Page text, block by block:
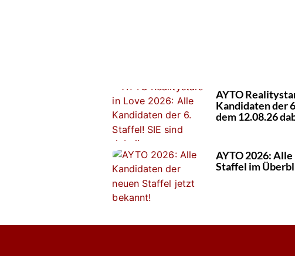
AYTO
Kandidaten der
dem 12.08.26
AYTO 2026:
Staffel im